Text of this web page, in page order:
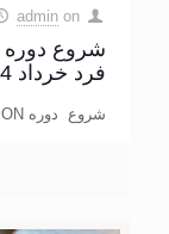
admin on
فرد خرداد 1404
شروع دوره FREE DISCUSSION